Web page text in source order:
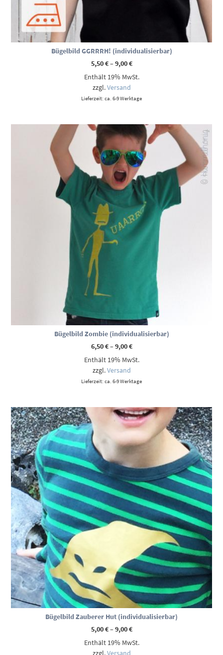
Bügelbild GGRRRH! (individualisierbar)
5,50€–9,00€Preisspanne:
bis
Enthält 19% MwSt.
zzgl.Versand
Lieferzeit: ca. 6-9 Werktage
Bügelbild Zombie (individualisierbar)
6,50€–9,00€Preisspanne:
bis
Enthält 19% MwSt.
zzgl.Versand
Lieferzeit: ca. 6-9 Werktage
Bügelbild Zauberer Hut (individualisierbar)
5,00€–9,00€Preisspanne:
bis
Enthält 19% MwSt.